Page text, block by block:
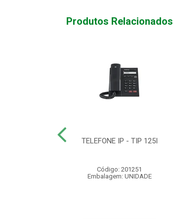
Produtos Relacionados
TELEFONE IP - TIP 125I
Código: 201251
Embalagem: UNIDADE